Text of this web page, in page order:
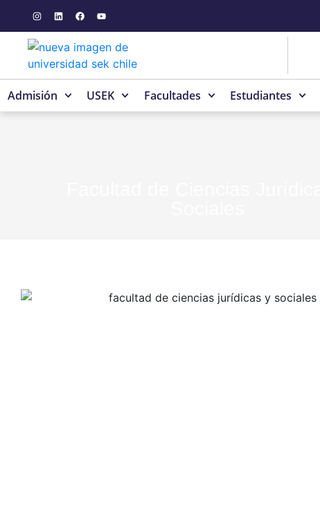
Admisión USEK Facultades Estudiantes